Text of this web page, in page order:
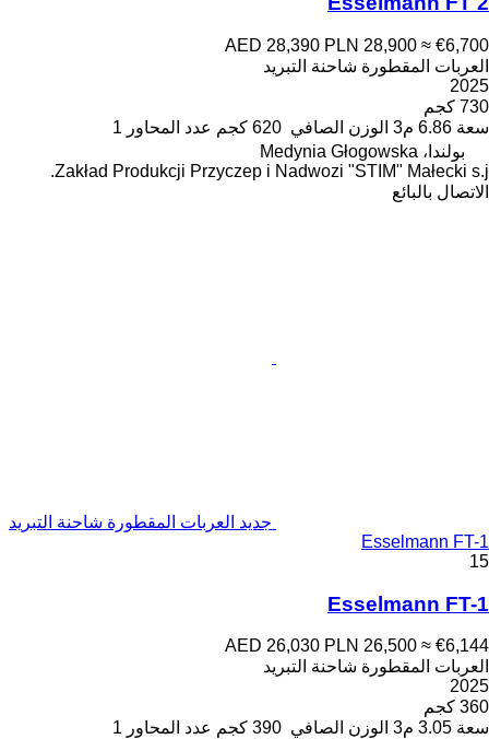
AED 28,390 PLN 28,900 ≈ €6,700
العربات المقطورة شاحنة التبريد
2025
730 كجم
سعة 6.86 م3 الوزن الصافي 620 كجم عدد المحاور 1
بولندا، Medynia Głogowska
Zakład Produkcji Przyczep i Nadwozi "STIM" Małecki s.j.
الاتصال بالبائع
جديد العربات المقطورة شاحنة التبريد
Esselmann FT-1
15
Esselmann FT-1
AED 26,030 PLN 26,500 ≈ €6,144
العربات المقطورة شاحنة التبريد
2025
360 كجم
سعة 3.05 م3 الوزن الصافي 390 كجم عدد المحاور 1